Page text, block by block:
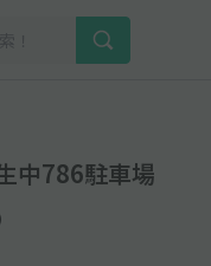
中786駐車場